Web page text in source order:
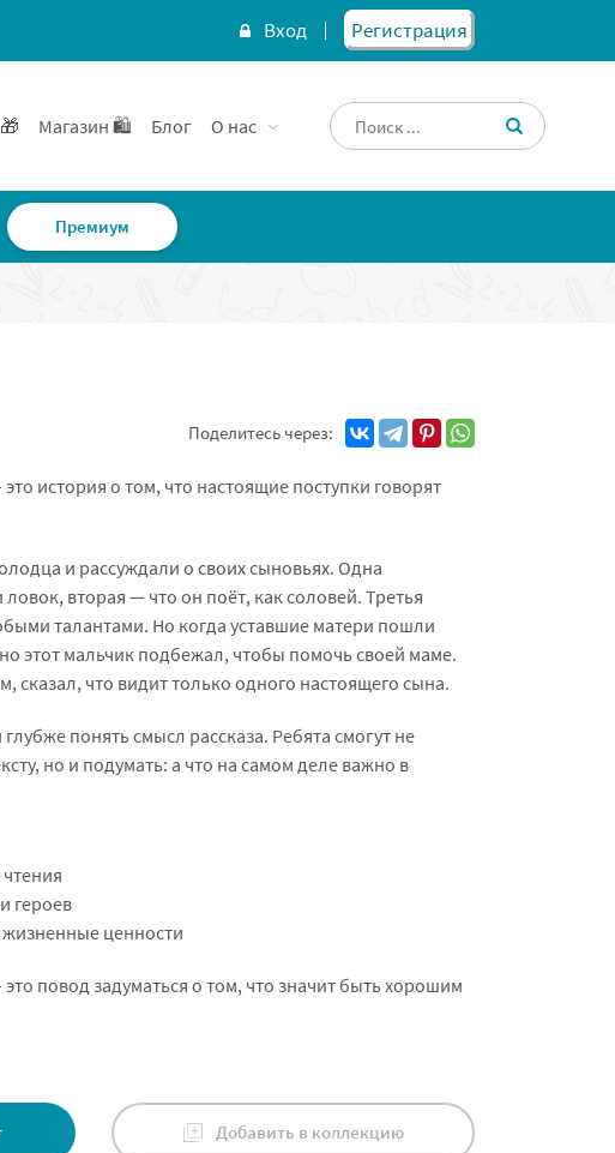
Вход Регистрация
Магазин 🛍️ Блог О нас
Премиум
Поделитесь через:
история о том, что настоящие поступки говорят
и рассуждали о своих сыновьях. Одна
вторая — что он поёт, как соловей. Третья
талантами. Но когда уставшие матери пошли
этот мальчик подбежал, чтобы помочь своей маме.
сказал, что видит только одного настоящего сына.
понять смысл рассказа. Ребята смогут не
но и подумать: а что на самом деле важно в
героев
ценности
повод задуматься о том, что значит быть хорошим
Добавить в коллекцию